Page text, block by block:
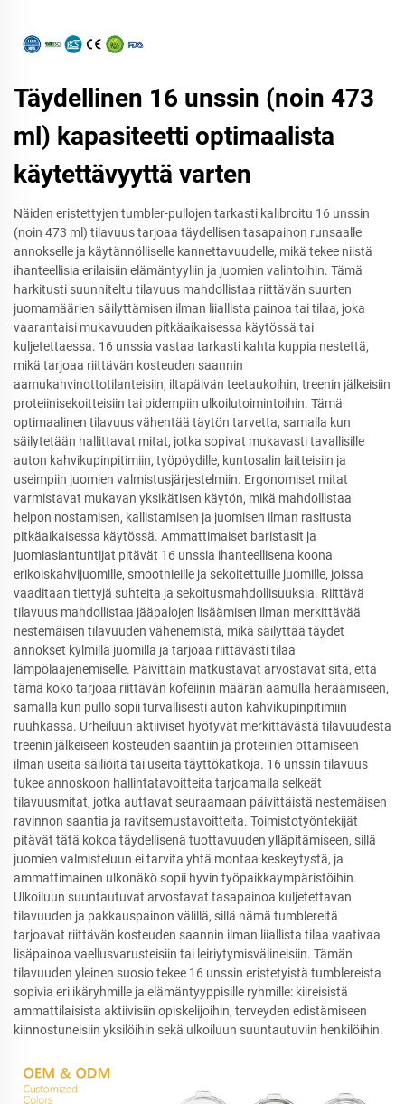
Täydellinen 16 unssin (noin 473
ml) kapasiteetti optimaalista
käytettävyyttä varten
Näiden eristettyjen tumbler-pullojen tarkasti kalibroitu 16 unssin
(noin 473 ml) tilavuus tarjoaa täydellisen tasapainon runsaalle
annokselle ja käytännölliselle kannettavuudelle, mikä tekee niistä
ihanteellisia erilaisiin elämäntyyliin ja juomien valintoihin. Tämä
harkitusti suunniteltu tilavuus mahdollistaa riittävän suurten
juomamäärien säilyttämisen ilman liiallista painoa tai tilaa, joka
vaarantaisi mukavuuden pitkäaikaisessa käytössä tai
kuljetettaessa. 16 unssia vastaa tarkasti kahta kuppia nestettä,
mikä tarjoaa riittävän kosteuden saannin
aamukahvinottotilanteisiin, iltapäivän teetaukoihin, treenin jälkeisiin
proteiinisekoitteisiin tai pidempiin ulkoilutoimintoihin. Tämä
optimaalinen tilavuus vähentää täytön tarvetta, samalla kun
säilytetään hallittavat mitat, jotka sopivat mukavasti tavallisille
auton kahvikupinpitimiin, työpöydille, kuntosalin laitteisiin ja
useimpiin juomien valmistusjärjestelmiin. Ergonomiset mitat
varmistavat mukavan yksikätisen käytön, mikä mahdollistaa
helpon nostamisen, kallistamisen ja juomisen ilman rasitusta
pitkäaikaisessa käytössä. Ammattimaiset baristasit ja
juomiasiantuntijat pitävät 16 unssia ihanteellisena koona
erikoiskahvijuomille, smoothieille ja sekoitettuille juomille, joissa
vaaditaan tiettyjä suhteita ja sekoitusmahdollisuuksia. Riittävä
tilavuus mahdollistaa jääpalojen lisäämisen ilman merkittävää
nestemäisen tilavuuden vähenemistä, mikä säilyttää täydet
annokset kylmillä juomilla ja tarjoaa riittävästi tilaa
lämpölaajenemiselle. Päivittäin matkustavat arvostavat sitä, että
tämä koko tarjoaa riittävän kofeiinin määrän aamulla heräämiseen,
samalla kun pullo sopii turvallisesti auton kahvikupinpitimiin
ruuhkassa. Urheiluun aktiiviset hyötyvät merkittävästä tilavuudesta
treenin jälkeiseen kosteuden saantiin ja proteiinien ottamiseen
ilman useita säiliöitä tai useita täyttökatkoja. 16 unssin tilavuus
tukee annoskoon hallintatavoitteita tarjoamalla selkeät
tilavuusmitat, jotka auttavat seuraamaan päivittäistä nestemäisen
ravinnon saantia ja ravitsemustavoitteita. Toimistotyöntekijät
pitävät tätä kokoa täydellisenä tuottavuuden ylläpitämiseen, sillä
juomien valmisteluun ei tarvita yhtä montaa keskeytystä, ja
ammattimainen ulkonäkö sopii hyvin työpaikkaympäristöihin.
Ulkoiluun suuntautuvat arvostavat tasapainoa kuljetettavan
tilavuuden ja pakkauspainon välillä, sillä nämä tumblereitä
tarjoavat riittävän kosteuden saannin ilman liiallista tilaa vaativaa
lisäpainoa vaellusvarusteisiin tai leiriytymisvälineisiin. Tämän
tilavuuden yleinen suosio tekee 16 unssin eristetyistä tumblereista
sopivia eri ikäryhmille ja elämäntyyppisille ryhmille: kiireisistä
ammattilaisista aktiivisiin opiskelijoihin, terveyden edistämiseen
kiinnostuneisiin yksilöihin sekä ulkoiluun suuntautuviin henkilöihin.